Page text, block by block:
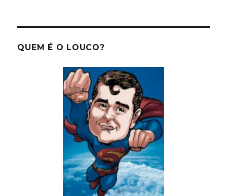
posts
NA
QUEM É O LOUCO?